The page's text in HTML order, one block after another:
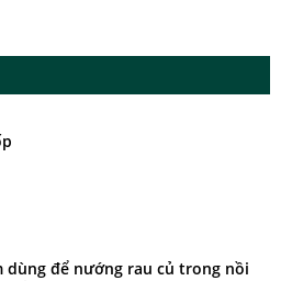
dùng để nướng rau củ trong nồi